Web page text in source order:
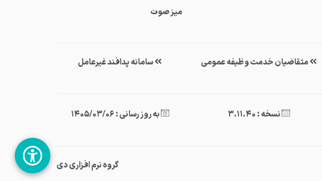
میز صوت
متقاضیان خدمت وظیفه عمومی سامانه پدافند غیرعامل
نسخه : 3.11.40 به روز رسانی : 1405/03/06
گروه نرم افزاری دی